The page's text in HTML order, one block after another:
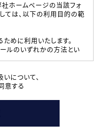
社ホームページの当該フォ
ては、以下の利用目的の範
に利用いたします。
ルのいずれかの方法とい
時の参考情報として利
業の皆様
に利用いたします。
ルのいずれかの方法とい
について、
意する